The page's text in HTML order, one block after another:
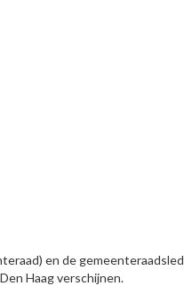
en de
Haag verschijnen.